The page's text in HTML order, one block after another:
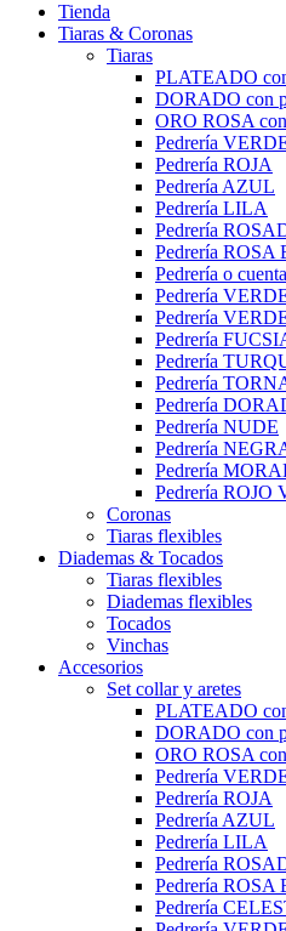
Tienda
Tiaras & Coronas
Tiaras
PLATEADO
DORADO con
ORO ROSA
Pedrería
Pedrería ROJA
Pedrería AZUL
Pedrería LILA
Pedrería
Pedrería ROSA
Pedrería o
Pedrería
Pedrería
Pedrería
Pedrería
Pedrería
Pedrería
Pedrería NUDE
Pedrería
Pedrería
Pedrería ROJO
Coronas
Tiaras flexibles
Diademas & Tocados
Tiaras flexibles
Diademas flexibles
Tocados
Vinchas
Accesorios
Set collar y aretes
PLATEADO
DORADO con
ORO ROSA
Pedrería
Pedrería ROJA
Pedrería AZUL
Pedrería LILA
Pedrería
Pedrería ROSA
Pedrería